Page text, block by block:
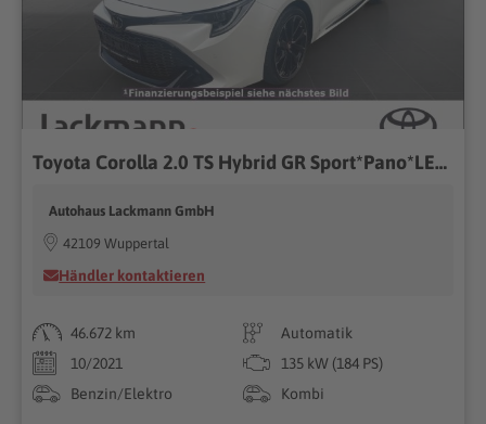
Toyota Corolla 2.0 TS Hybrid GR Sport*Pano*LED*Technik-P
Autohaus Lackmann GmbH
42109 Wuppertal
Händler kontaktieren
46.672 km
Automatik
10/2021
135 kW (184 PS)
Benzin/Elektro
Kombi